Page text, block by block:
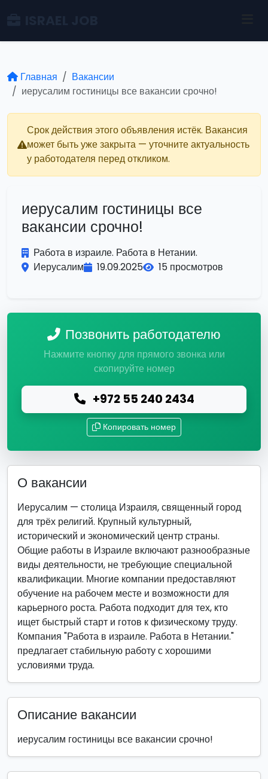
Главная
Вакансии
иерусалим гостиницы все вакансии срочно!
Срок действия этого объявления истёк. Вакансия
может быть уже закрыта — уточните актуальность
у работодателя перед откликом.
иерусалим гостиницы все
вакансии срочно!
Работа в израиле. Работа в Нетании.
Иерусалим
19.09.2025 15 просмотров
Позвонить работодателю
Нажмите кнопку для прямого звонка или
скопируйте номер
+972 55 240 2434
Копировать номер
О вакансии
Иерусалим — столица Израиля, священный город
для трёх религий. Крупный культурный,
исторический и экономический центр страны.
Общие работы в Израиле включают разнообразные
виды деятельности, не требующие специальной
квалификации. Многие компании предоставляют
обучение на рабочем месте и возможности для
карьерного роста. Работа подходит для тех, кто
ищет быстрый старт и готов к физическому труду.
Компания "Работа в израиле. Работа в Нетании."
предлагает стабильную работу с хорошими
условиями труда.
Описание вакансии
иерусалим гостиницы все вакансии срочно!